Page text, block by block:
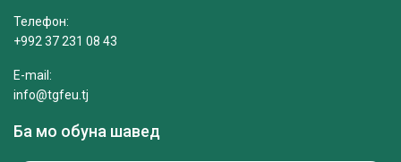
Телефон:
+992 37 231 08 43
E-mail:
info@tgfeu.tj
Ба мо обуна шавед